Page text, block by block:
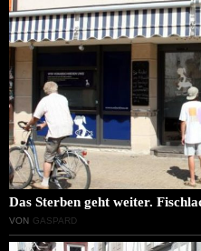
Das Sterben geht weiter.
VON GASPARD